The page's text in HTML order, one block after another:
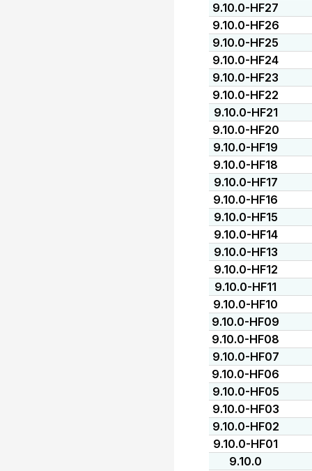
9.10.0-HF27
9.10.0-HF26
9.10.0-HF25
9.10.0-HF24
9.10.0-HF23
9.10.0-HF22
9.10.0-HF21
9.10.0-HF20
9.10.0-HF19
9.10.0-HF18
9.10.0-HF17
9.10.0-HF16
9.10.0-HF15
9.10.0-HF14
9.10.0-HF13
9.10.0-HF12
9.10.0-HF11
9.10.0-HF10
9.10.0-HF09
9.10.0-HF08
9.10.0-HF07
9.10.0-HF06
9.10.0-HF05
9.10.0-HF03
9.10.0-HF02
9.10.0-HF01
9.10.0